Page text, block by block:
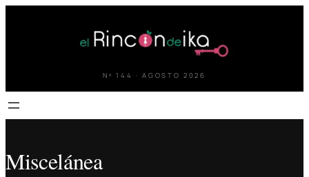
Nº 144 · AGOSTO 2026
Miscelánea